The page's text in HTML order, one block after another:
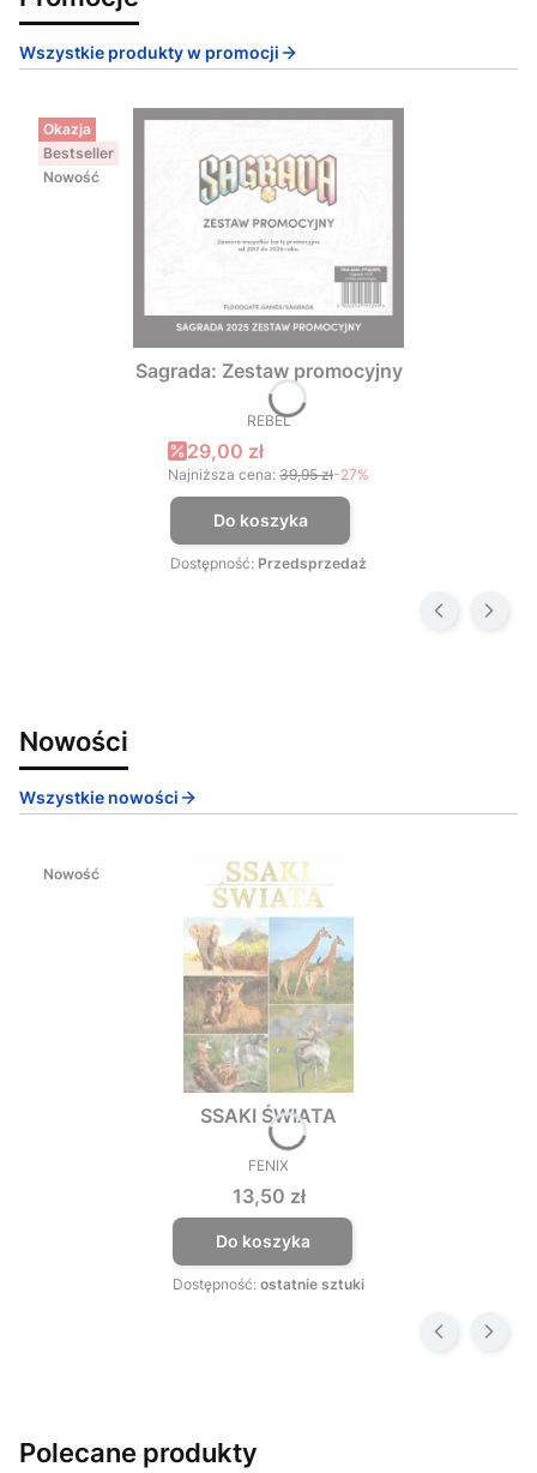
Wszystkie produkty w promocji
Okazja
Bestseller
Nowość
Sagrada: Zestaw promocyjny
PRODUCENT
REBEL
Cena promocyjna
29,00 zł
Najniższa cena: 39,95 zł-27%
Do koszyka
Dostępność: Przedsprzedaż
Nowości
Wszystkie nowości
Nowość
SSAKI ŚWIATA
PRODUCENT
FENIX
Cena
13,50 zł
Do koszyka
Dostępność: ostatnie sztuki
Polecane produkty